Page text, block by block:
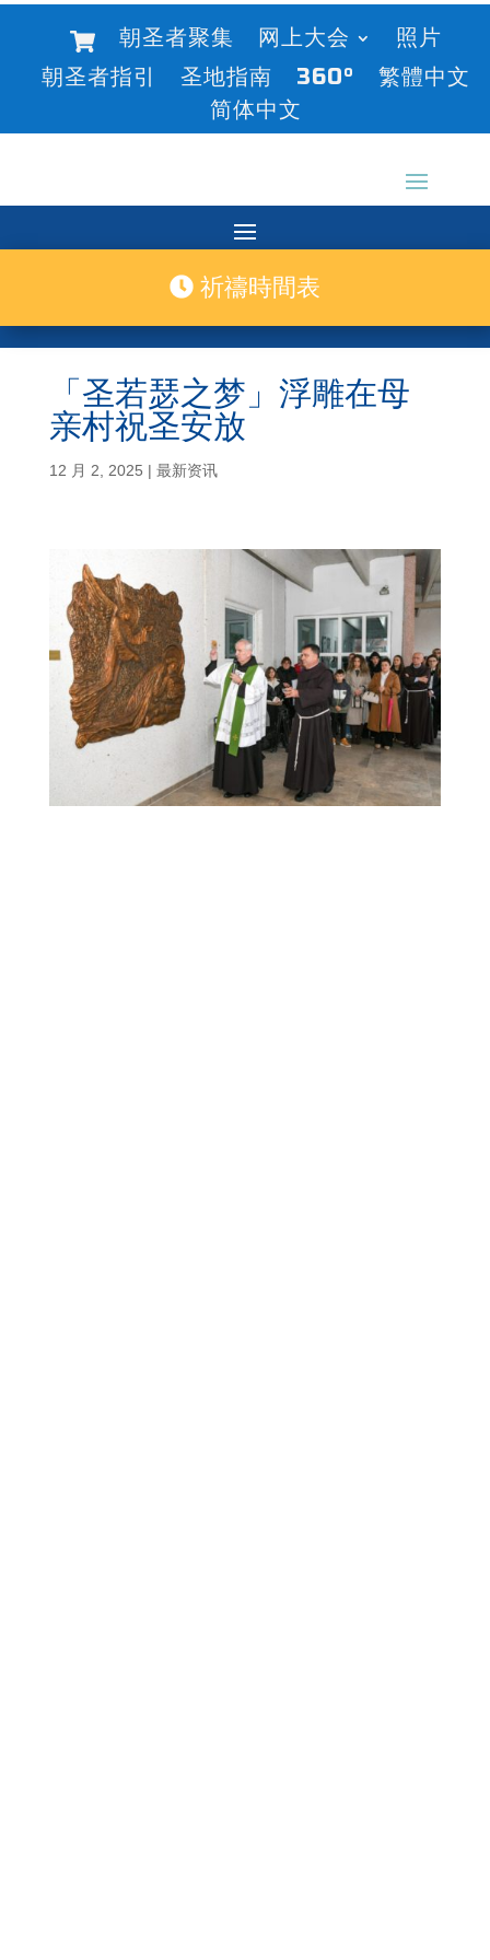
朝圣者聚集 网上大会
照片
朝圣者指引
圣地指南 360°
繁體中文
简体中文
祈禱時間表
「圣若瑟之梦」浮雕在母
亲村祝圣安放
12 月 2, 2025 | 最新资讯